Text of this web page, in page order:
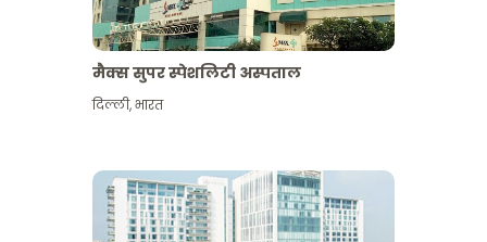
मैक्स सुपर स्पेशलिटी अस्पताल
दिल्ली,भारत